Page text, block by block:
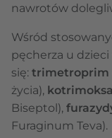
nawrotów
Wśród
pęcherza u
się: trimetroprim
życia),
Biseptol),
Furaginum Teva).